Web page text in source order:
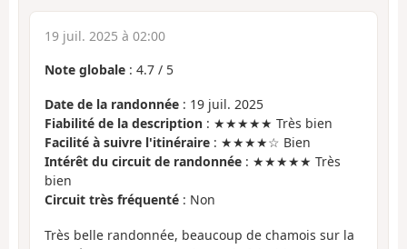
19 juil. 2025 à 02:00
Note globale : 4.7 / 5
Date de la randonnée : 19 juil. 2025
Fiabilité de la description : ★★★★★ Très bien
Facilité à suivre l'itinéraire : ★★★★☆ Bien
Intérêt du circuit de randonnée : ★★★★★ Très
bien
Circuit très fréquenté : Non
Très belle randonnée, beaucoup de chamois sur la